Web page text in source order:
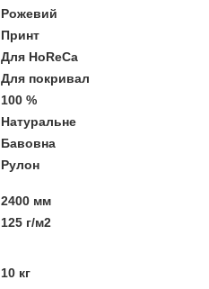
Рожевий
Принт
Для HoReCa
Для покривал
100 %
Натуральне
Бавовна
Рулон
2400 мм
125 г/м2
10 кг